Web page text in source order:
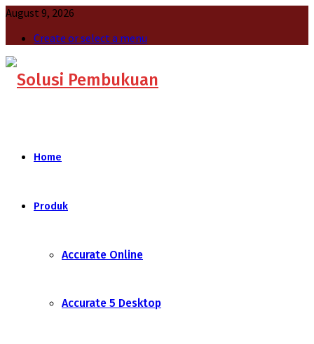
August 9, 2026
Create or select a menu
Home
Produk
Accurate Online
Accurate 5 Desktop